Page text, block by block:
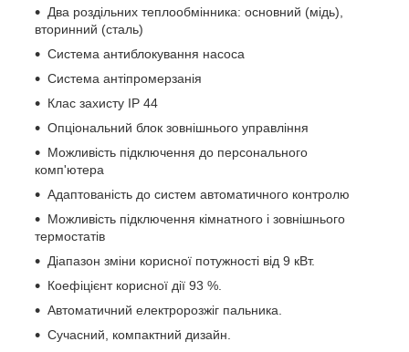
Два роздільних теплообмінника: основний (мідь),
вторинний (сталь)
Система антиблокування насоса
Система антіпромерзанія
Клас захисту IP 44
Опціональний блок зовнішнього управління
Можливість підключення до персонального
комп'ютера
Адаптованість до систем автоматичного контролю
Можливість підключення кімнатного і зовнішнього
термостатів
Діапазон зміни корисної потужності від 9 кВт.
Коефіцієнт корисної дії 93 %.
Автоматичний електророзжіг пальника.
Сучасний, компактний дизайн.